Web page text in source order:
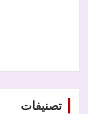
تصنيفات